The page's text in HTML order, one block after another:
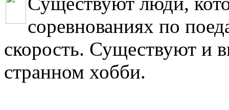
соревнованиях по
скорость. Существуют и
странном хобби.